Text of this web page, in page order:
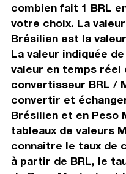
combien fait 1 BRL
votre choix. La
Brésilien est la
La valeur indiquée
valeur en temps réel
convertisseur BRL /
convertir et
Brésilien et en Peso
tableaux de valeurs
connaître le taux de
à partir de BRL, le